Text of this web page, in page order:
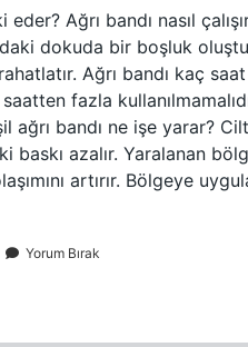
eder? Ağrı bandı nasıl
dokuda bir boşluk
Ağrı bandı kaç
fazla
ağrı bandı ne işe yarar?
baskı azalır. Yaralanan
artırır. Bölgeye
Yorum Bırak